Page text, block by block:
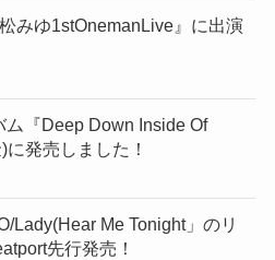
みゆ1stOnemanLive』に出演
ム『Deep Down Inside Of
発売しました！
Lady(Hear Me Tonight」のリ
先行発売！